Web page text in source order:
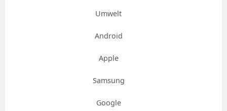
Umwelt
Android
Apple
Samsung
Google